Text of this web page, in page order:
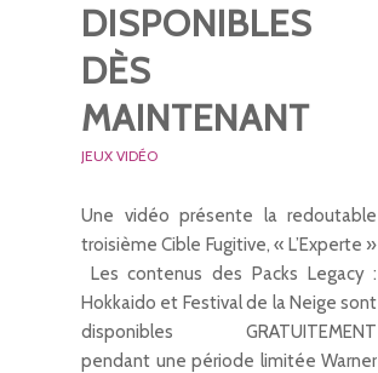
DISPONIBLES
DÈS
MAINTENANT
JEUX VIDÉO
Une vidéo présente la redoutable
troisième Cible Fugitive, « L’Experte »
Les contenus des Packs Legacy :
Hokkaido et Festival de la Neige sont
disponibles GRATUITEMENT
pendant une période limitée Warner